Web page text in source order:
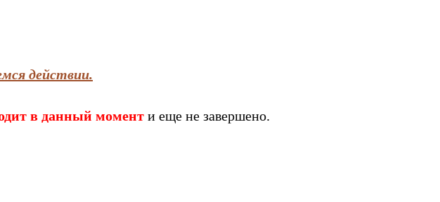
действии.
в данный момент и еще не завершено.